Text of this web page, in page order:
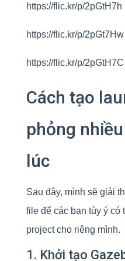
https://flic.kr/p/2pGtH7h
https://flic.kr/p/2pGt7Hw
https://flic.kr/p/2pGtH7C
Cách tạo
phỏng
lúc
Sau đây, mình sẽ giải
file để các bạn tùy ý có
project cho riêng mình.
1. Khởi tạo